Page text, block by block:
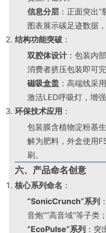
信息分层 ：正面突出
图表展示碳足迹数据
结构功能突破 ：
双腔体设计：包装内
消费者挤压包装即可
磁吸盒盖 ：高端线采
激活LED呼吸灯，增
环保技术应用 ：
包装膜含植物淀粉基
解为肥料，外盒使用
刷。
六、产品命名创意
核心系列命名 ：
“SonicCrunch”系列
音炮”“高音域”等子类；
“EcoPulse”系列 ：